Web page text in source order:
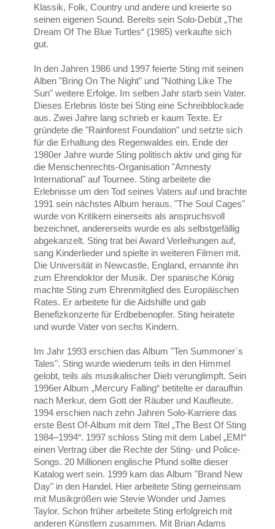
Klassik, Folk, Country und andere und kreierte so
seinen eigenen Sound. Bereits sein Solo-Debüt „The
Dream Of The Blue Turtles“ (1985) verkaufte sich
gut.
In den Jahren 1986 und 1997 feierte Sting mit seinen
Alben "Bring On The Night" und "Nothing Like The
Sun" weitere Erfolge. Im selben Jahr starb sein Vater.
Dieses Erlebnis löste bei Sting eine Schreibblockade
aus. Zwei Jahre lang schrieb er kaum Texte. Er
gründete die "Rainforest Foundation" und setzte sich
für die Erhaltung des Regenwaldes ein. Ende der
1980er Jahre wurde Sting politisch aktiv und ging für
die Menschenrechts-Organisation "Amnesty
International" auf Tournee. Sting arbeitete die
Erlebnisse um den Tod seines Vaters auf und brachte
1991 sein nächstes Album heraus. "The Soul Cages"
wurde von Kritikern einerseits als anspruchsvoll
bezeichnet, andererseits wurde es als selbstgefällig
abgekanzelt. Sting trat bei Award Verleihungen auf,
sang Kinderlieder und spielte in weiteren Filmen mit.
Die Universität in Newcastle, England, ernannte ihn
zum Ehrendoktor der Musik. Der spanische König
machte Sting zum Ehrenmitglied des Europäischen
Rates. Er arbeitete für die Aidshilfe und gab
Benefizkonzerte für Erdbebenopfer. Sting heiratete
und wurde Vater von sechs Kindern.
Im Jahr 1993 erschien das Album "Ten Summoner´s
Tales". Sting wurde wiederum teils in den Himmel
gelobt, teils als musikalischer Dieb verunglimpft. Sein
1996er Album „Mercury Falling“ betitelte er daraufhin
nach Merkur, dem Gott der Räuber und Kaufleute.
1994 erschien nach zehn Jahren Solo-Karriere das
erste Best Of-Album mit dem Titel „The Best Of Sting
1984–1994“. 1997 schloss Sting mit dem Label „EMI“
einen Vertrag über die Rechte der Sting- und Police-
Songs. 20 Millionen englische Pfund sollte dieser
Katalog wert sein. 1999 kam das Album "Brand New
Day" in den Handel. Hier arbeitete Sting gemeinsam
mit Musikgrößen wie Stevie Wonder und James
Taylor. Schon früher arbeitete Sting erfolgreich mit
anderen Künstlern zusammen. Mit Brian Adams